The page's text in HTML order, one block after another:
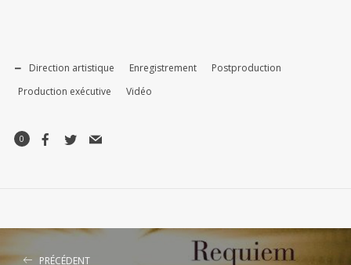
Direction artistique Enregistrement
Postproduction
Production exécutive
Vidéo
0
PRÉCÉDENT